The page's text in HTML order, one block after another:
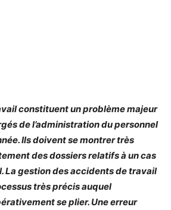
constituent un problème majeur
de l’administration du personnel
Ils doivent se montrer très
des dossiers relatifs à un cas
La gestion des accidents de travail
très précis auquel
se plier. Une erreur